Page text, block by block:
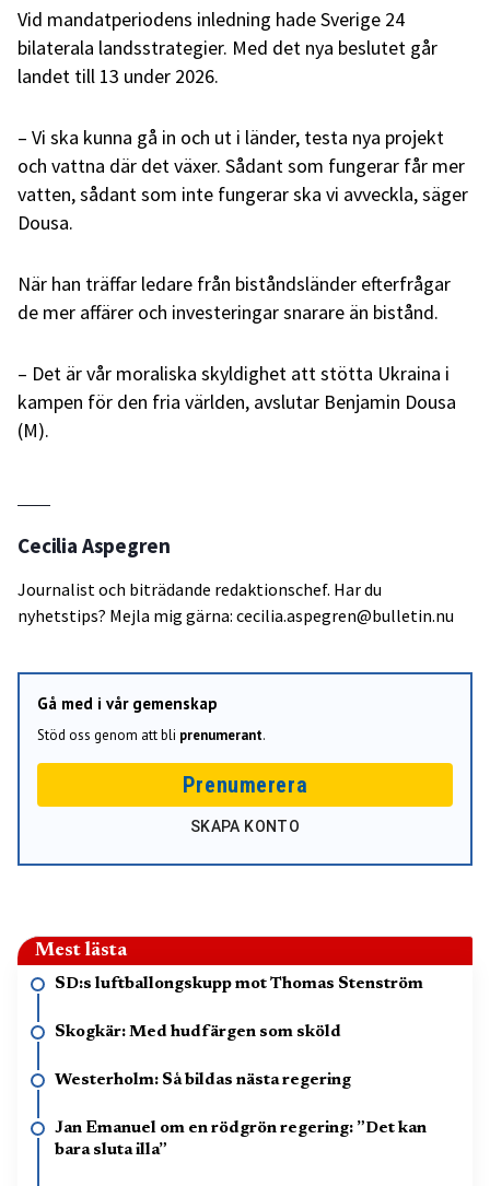
Vid mandatperiodens inledning hade Sverige 24
bilaterala landsstrategier. Med det nya beslutet går
landet till 13 under 2026.
– Vi ska kunna gå in och ut i länder, testa nya projekt
och vattna där det växer. Sådant som fungerar får mer
vatten, sådant som inte fungerar ska vi avveckla, säger
Dousa.
När han träffar ledare från biståndsländer efterfrågar
de mer affärer och investeringar snarare än bistånd.
– Det är vår moraliska skyldighet att stötta Ukraina i
kampen för den fria världen, avslutar Benjamin Dousa
(M).
Cecilia Aspegren
Journalist och biträdande redaktionschef. Har du
nyhetstips? Mejla mig gärna: cecilia.aspegren@bulletin.nu
Gå med i vår gemenskap
Stöd oss genom att bli prenumerant.
Prenumerera
SKAPA KONTO
Mest lästa
SD:s luftballongskupp mot Thomas Stenström
Skogkär: Med hudfärgen som sköld
Westerholm: Så bildas nästa regering
Jan Emanuel om en rödgrön regering: ”Det kan
bara sluta illa”